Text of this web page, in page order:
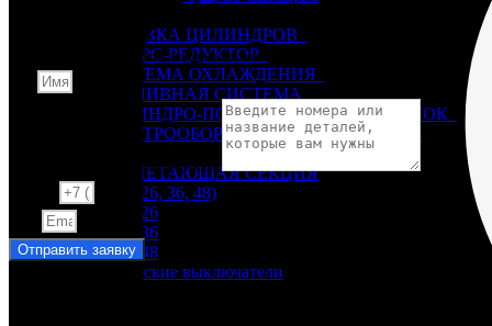
ГОЛОВКА ЦИЛИНДРОВ
РЕВЕРС-РЕДУКТОР
СИСТЕМА ОХЛАЖДЕНИЯ
ТОПЛИВНАЯ СИСТЕМА
ЦИЛИНДРО-ПОРШНЕВАЯ ГРУППА, БЛОК
ЭЛЕКТРООБОРУДОВАНИЕ, ПРИБОРЫ
НАГНЕТАЮЩАЯ СЕКЦИЯ
SKL (NVD-26, 36, 48)
NVD 26
NVD 36
NVD 48
Автоматические выключатели
Оставьте заявку и мы постараемся вам помочь.
Укажите название или номера деталей
Отправить заявку